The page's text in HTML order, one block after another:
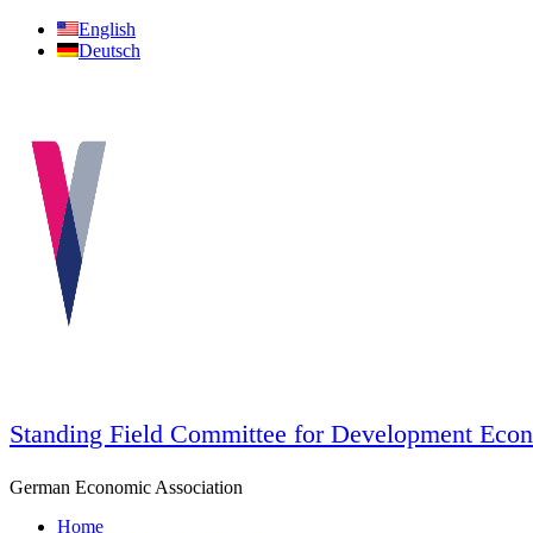
Skip
English
Deutsch
Standing Field Committee for Development
German Economic Association
Home